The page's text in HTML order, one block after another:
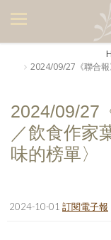
美食集
美飲集
廚房集
旅遊集
旅遊美食集
2024/09/27《聯合
2024/09/27
／飲食作家
味的榜單〉
2024-10-01 訂閱電子報